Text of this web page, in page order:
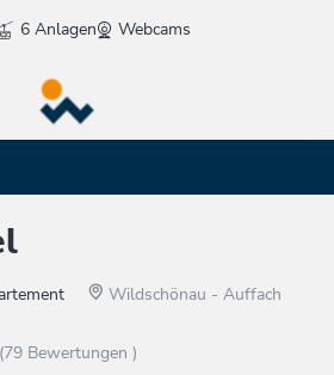
6 Anlagen Webcams
Wildschönau - Auffach
(79 Bewertungen )